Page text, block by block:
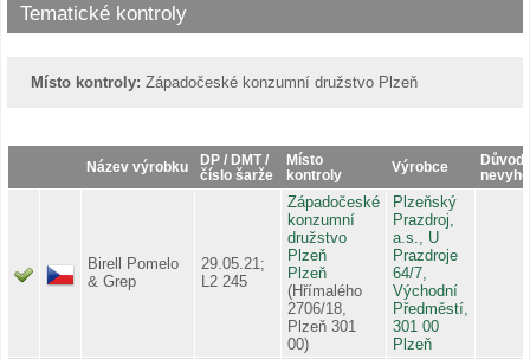
Tematické kontroly
Místo kontroly: Západočeské konzumní družstvo Plzeň
Název výrobku
DP / DMT /
číslo šarže
Místo
kontroly
Výrobce
Důvod
Birell Pomelo
& Grep
29.05.21;
L2 245
Západočeské
konzumní
družstvo
Plzeň
Plzeň
(Hřímalého
2706/18,
Plzeň 301
00)
Plzeňský
Prazdroj,
a.s., U
Prazdroje
64/7,
Východní
Předměstí,
301 00
Plzeň